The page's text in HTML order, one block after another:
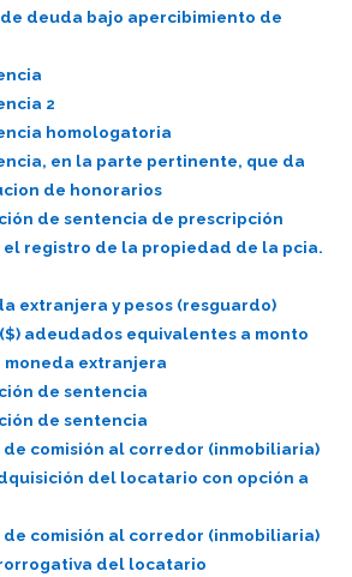
deuda bajo apercibimiento de
2
homologatoria
en la parte pertinente, que da
de honorarios
de sentencia de prescripción
registro de la propiedad de la pcia.
extranjera y pesos (resguardo)
adeudados equivalentes a monto
extranjera
de sentencia
de sentencia
de comisión al corredor (inmobiliaria)
del locatario con opción a
de comisión al corredor (inmobiliaria)
del locatario